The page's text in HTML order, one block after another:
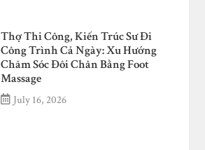
Thợ Thi Công, Kiến Trúc Sư Đi
Công Trình Cả Ngày: Xu Hướng
Chăm Sóc Đôi Chân Bằng Foot
Massage
July 16, 2026